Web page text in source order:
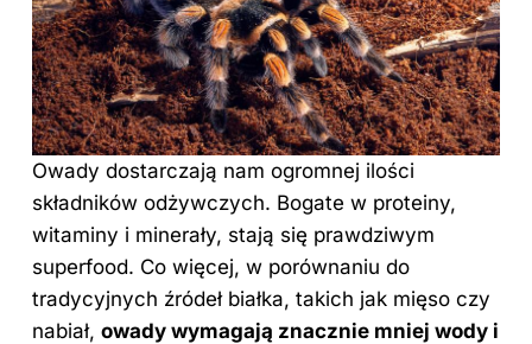
Owady dostarczają nam ogromnej ilości
składników odżywczych. Bogate w proteiny,
witaminy i minerały, stają się prawdziwym
superfood. Co więcej, w porównaniu do
tradycyjnych źródeł białka, takich jak mięso czy
nabiał, owady wymagają znacznie mniej wody i